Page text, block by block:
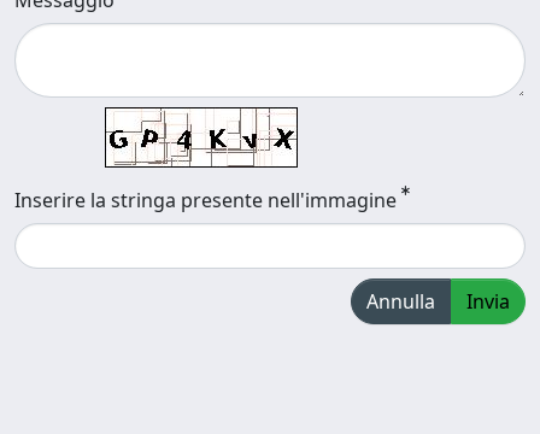
Inserire la stringa presente nell'immagine
Annulla Invia